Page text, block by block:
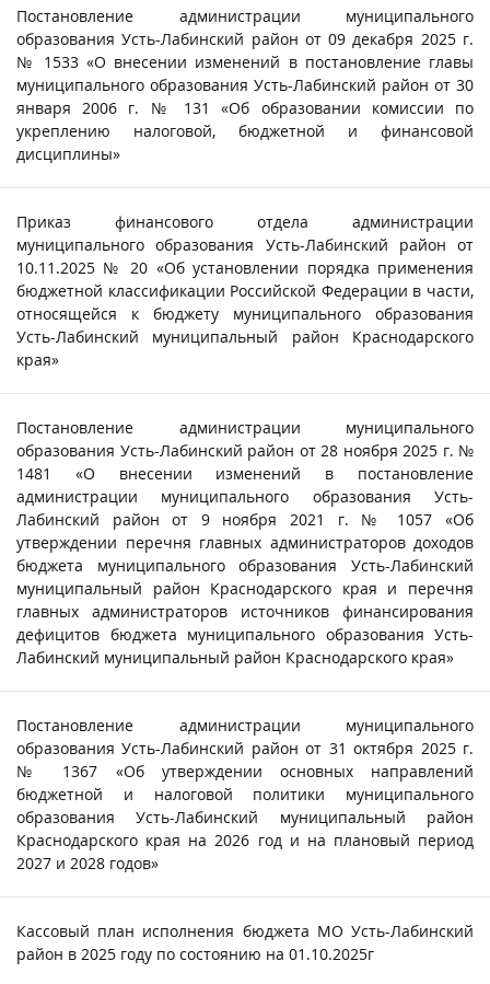
Постановление администрации муниципального
образования Усть-Лабинский район от 09 декабря 2025 г.
№ 1533 «О внесении изменений в постановление главы
муниципального образования Усть-Лабинский район от 30
января 2006 г. № 131 «Об образовании комиссии по
укреплению налоговой, бюджетной и финансовой
дисциплины»
Приказ финансового отдела администрации
муниципального образования Усть-Лабинский район от
10.11.2025 № 20 «Об установлении порядка применения
бюджетной классификации Российской Федерации в части,
относящейся к бюджету муниципального образования
Усть-Лабинский муниципальный район Краснодарского
края»
Постановление администрации муниципального
образования Усть-Лабинский район от 28 ноября 2025 г. №
1481 «О внесении изменений в постановление
администрации муниципального образования Усть-
Лабинский район от 9 ноября 2021 г. № 1057 «Об
утверждении перечня главных администраторов доходов
бюджета муниципального образования Усть-Лабинский
муниципальный район Краснодарского края и перечня
главных администраторов источников финансирования
дефицитов бюджета муниципального образования Усть-
Лабинский муниципальный район Краснодарского края»
Постановление администрации муниципального
образования Усть-Лабинский район от 31 октября 2025 г.
№ 1367 «Об утверждении основных направлений
бюджетной и налоговой политики муниципального
образования Усть-Лабинский муниципальный район
Краснодарского края на 2026 год и на плановый период
2027 и 2028 годов»
Кассовый план исполнения бюджета МО Усть-Лабинский
район в 2025 году по состоянию на 01.10.2025г